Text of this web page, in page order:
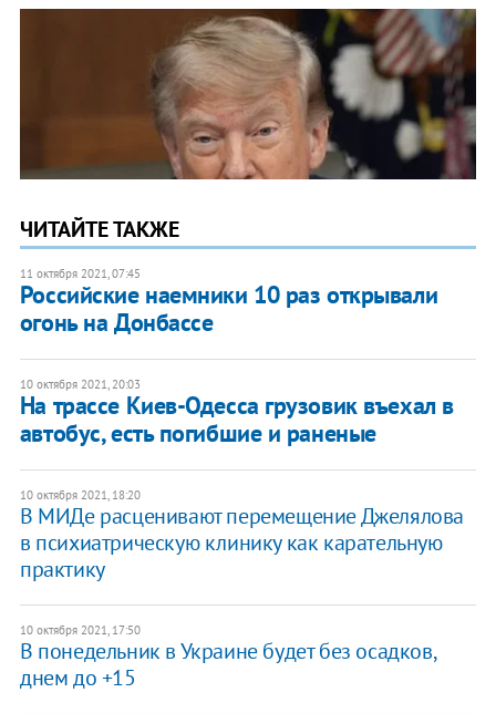
ЧИТАЙТЕ ТАКЖЕ
11 октября 2021, 07:45
Российские наемники 10 раз открывали
огонь на Донбассе
10 октября 2021, 20:03
На трассе Киев-Одесса грузовик въехал в
автобус, есть погибшие и раненые
10 октября 2021, 18:20
В МИДе расценивают перемещение Джелялова
в психиатрическую клинику как карательную
практику
10 октября 2021, 17:50
В понедельник в Украине будет без осадков,
днем до +15